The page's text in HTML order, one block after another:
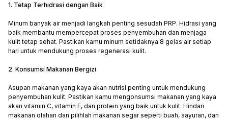
1. Tetap Terhidrasi dengan Baik
Minum banyak air menjadi langkah penting sesudah PRP. Hidrasi yang
baik membantu mempercepat proses penyembuhan dan menjaga
kulit tetap sehat. Pastikan kamu minum setidaknya 8 gelas air setiap
hari untuk mendukung proses regenerasi kulit.
2. Konsumsi Makanan Bergizi
Asupan makanan yang kaya akan nutrisi penting untuk mendukung
penyembuhan kulit. Pastikan kamu mengonsumsi makanan yang kaya
akan vitamin C, vitamin E, dan protein yang baik untuk kulit. Hindari
makanan olahan dan pilihlah makanan segar seperti buah, sayuran, dan